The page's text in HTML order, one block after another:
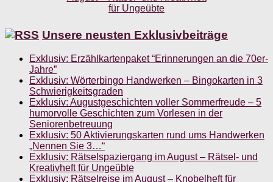
Unsere neusten Exklusivbeiträge
Exklusiv: Erzählkartenpaket “Erinnerungen an die 70er-
Jahre”
Exklusiv: Wörterbingo Handwerken – Bingokarten in 3
Schwierigkeitsgraden
Exklusiv: Augustgeschichten voller Sommerfreude – 5
humorvolle Geschichten zum Vorlesen in der
Seniorenbetreuung
Exklusiv: 50 Aktivierungskarten rund ums Handwerken
„Nennen Sie 3…“
Exklusiv: Rätselspaziergang im August – Rätsel- und
Kreativheft für Ungeübte
Exklusiv: Rätselreise im August – Knobelheft für